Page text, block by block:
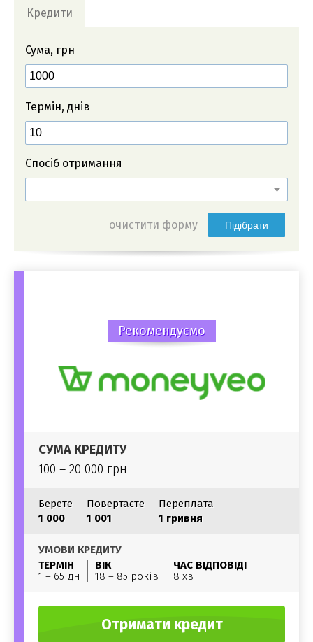
Кредити
Сума, грн
Термін, днів
Спосіб отримання
очистити форму Підібрати
Рекомендуємо
СУМА КРЕДИТУ
100 – 20 000 грн
Берете
1 000
Повертаєте
1 001
Переплата
1 гривня
УМОВИ КРЕДИТУ
ТЕРМІН
1 – 65 дн
ВІК
18 – 85 років
ЧАС ВІДПОВІДІ
8 хв
Отримати кредит